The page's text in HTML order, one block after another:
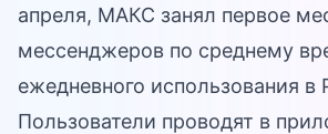
апреля, МАКС занял первое
мессенджеров по среднему
ежедневного использования в
Пользователи проводят в